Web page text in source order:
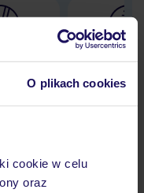
O plikach cookies
cookie w celu
oraz
Polsce
30 lat w